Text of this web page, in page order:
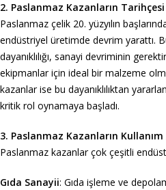
2. Paslanmaz Kazanların Tarihçesi
Paslanmaz çelik 20. yüzyılın
endüstriyel üretimde devrim yarattı.
dayanıklılığı, sanayi devriminin
ekipmanlar için ideal bir malzeme
kazanlar ise bu dayanıklılıktan
kritik rol oynamaya başladı.
3. Paslanmaz Kazanların Kullanım
Paslanmaz kazanlar çok çeşitli
Gıda Sanayii: Gıda işleme ve